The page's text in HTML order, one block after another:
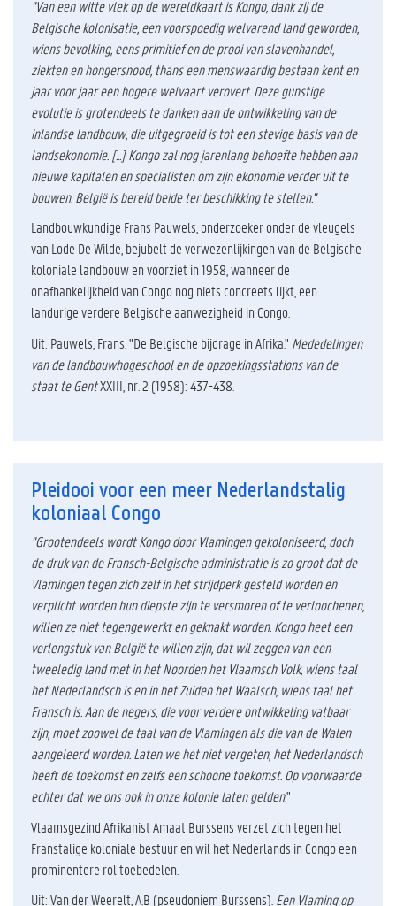
"Van een witte vlek op de wereldkaart is Kongo, dank zij de
Belgische kolonisatie, een voorspoedig welvarend land geworden,
wiens bevolking, eens primitief en de prooi van slavenhandel,
ziekten en hongersnood, thans een menswaardig bestaan kent en
jaar voor jaar een hogere welvaart verovert. Deze gunstige
evolutie is grotendeels te danken aan de ontwikkeling van de
inlandse landbouw, die uitgegroeid is tot een stevige basis van de
landsekonomie. [...] Kongo zal nog jarenlang behoefte hebben aan
nieuwe kapitalen en specialisten om zijn ekonomie verder uit te
bouwen. België is bereid beide ter beschikking te stellen."
Landbouwkundige Frans Pauwels, onderzoeker onder de vleugels
van Lode De Wilde, bejubelt de verwezenlijkingen van de Belgische
koloniale landbouw en voorziet in 1958, wanneer de
onafhankelijkheid van Congo nog niets concreets lijkt, een
landurige verdere Belgische aanwezigheid in Congo.
Uit: Pauwels, Frans. "De Belgische bijdrage in Afrika." Mededelingen
van de landbouwhogeschool en de opzoekingsstations van de
staat te GentXXIII, nr. 2 (1958): 437-438.
Pleidooi voor een meer Nederlandstalig
koloniaal Congo
"Grootendeels wordt Kongo door Vlamingen gekoloniseerd, doch
de druk van de Fransch-Belgische administratie is zo groot dat de
Vlamingen tegen zich zelf in het strijdperk gesteld worden en
verplicht worden hun diepste zijn te versmoren of te verloochenen,
willen ze niet tegengewerkt en geknakt worden. Kongo heet een
verlengstuk van België te willen zijn, dat wil zeggen van een
tweeledig land met in het Noorden het Vlaamsch Volk, wiens taal
het Nederlandsch is en in het Zuiden het Waalsch, wiens taal het
Fransch is. Aan de negers, die voor verdere ontwikkeling vatbaar
zijn, moet zoowel de taal van de Vlamingen als die van de Walen
aangeleerd worden. Laten we het niet vergeten, het Nederlandsch
heeft de toekomst en zelfs een schoone toekomst. Op voorwaarde
echter dat we ons ook in onze kolonie laten gelden."
Vlaamsgezind Afrikanist Amaat Burssens verzet zich tegen het
Franstalige koloniale bestuur en wil het Nederlands in Congo een
prominentere rol toebedelen.
Uit: Van der Weerelt, A.B (pseudoniem Burssens). Een Vlaming op